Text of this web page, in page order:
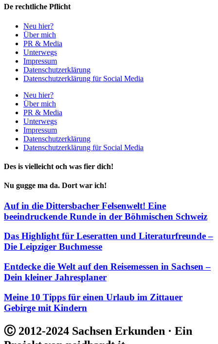
De rechtliche Pflicht
Neu hier?
Über mich
PR & Media
Unterwegs
Impressum
Datenschutzerklärung
Datenschutzerklärung für Social Media
Neu hier?
Über mich
PR & Media
Unterwegs
Impressum
Datenschutzerklärung
Datenschutzerklärung für Social Media
Des is vielleicht och was fier dich!
Nu gugge ma da. Dort war ich!
Auf in die Dittersbacher Felsenwelt! Eine
beeindruckende Runde in der Böhmischen Schweiz
Das Highlight für Leseratten und Literaturfreunde –
Die Leipziger Buchmesse
Entdecke die Welt auf den Reisemessen in Sachsen –
Dein kleiner Jahresplaner
Meine 10 Tipps für einen Urlaub im Zittauer
Gebirge mit Kindern
Ⓒ 2012-2024 Sachsen Erkunden · Ein